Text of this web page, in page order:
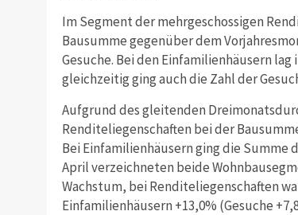
Im Segment der mehrgeschossigen
Bausumme gegenüber dem
Gesuche. Bei den Einfamilienhäusern
gleichzeitig ging auch die Zahl der
Aufgrund des gleitenden
Renditeliegenschaften bei der
Bei Einfamilienhäusern ging die Summe
April verzeichneten beide
Wachstum, bei Renditeliegenschaften
Einfamilienhäusern +13,0% (Gesuche